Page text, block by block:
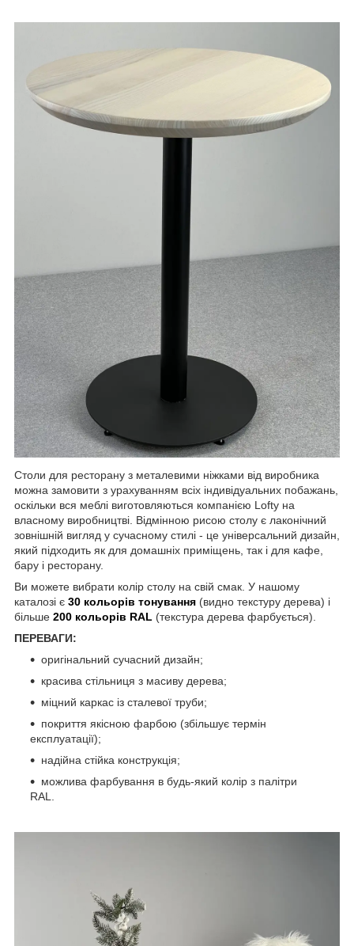
Столи для ресторану з металевими ніжками від виробника
можна замовити з урахуванням всіх індивідуальних побажань,
оскільки вся меблі виготовляються компанією Lofty на
власному виробництві. Відмінною рисою столу є лаконічний
зовнішній вигляд у сучасному стилі - це універсальний дизайн,
який підходить як для домашніх приміщень, так і для кафе,
бару і ресторану.
Ви можете вибрати колір столу на свій смак. У нашому
каталозі є 30 кольорів тонування (видно текстуру дерева) і
більше 200 кольорів RAL (текстура дерева фарбується).
ПЕРЕВАГИ:
оригінальний сучасний дизайн;
красива стільниця з масиву дерева;
міцний каркас із сталевої труби;
покриття якісною фарбою (збільшує термін
експлуатації);
надійна стійка конструкція;
можлива фарбування в будь-який колір з палітри
RAL.